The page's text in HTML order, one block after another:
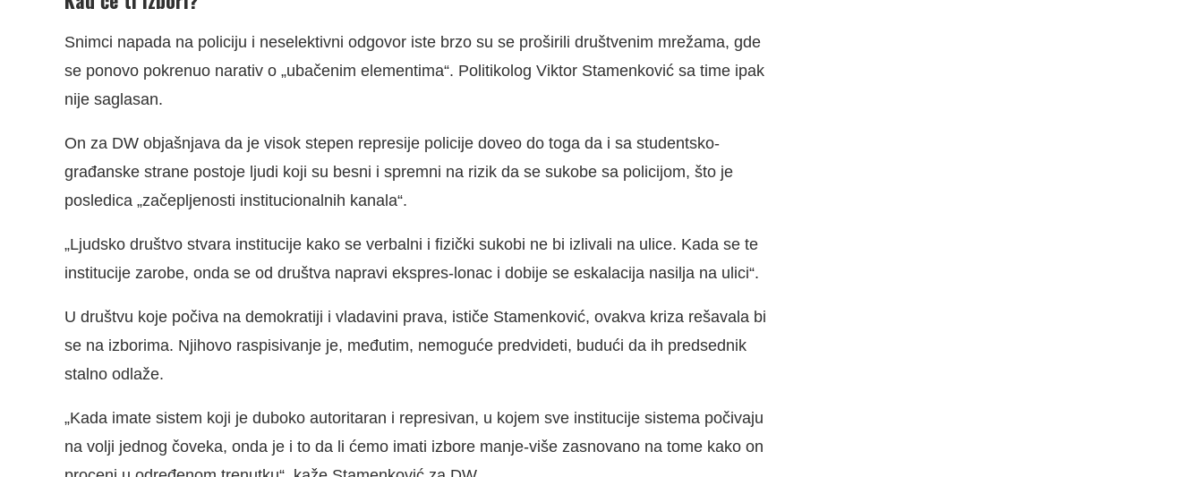
Snimci napada na policiju i neselektivni odgovor iste brzo su se proširili društvenim mrežama, gde
se ponovo pokrenuo narativ o „ubačenim elementima“. Politikolog Viktor Stamenković sa time ipak
nije saglasan.
On za DW objašnjava da je visok stepen represije policije doveo do toga da i sa studentsko-
građanske strane postoje ljudi koji su besni i spremni na rizik da se sukobe sa policijom, što je
posledica „začepljenosti institucionalnih kanala“.
„Ljudsko društvo stvara institucije kako se verbalni i fizički sukobi ne bi izlivali na ulice. Kada se te
institucije zarobe, onda se od društva napravi ekspres-lonac i dobije se eskalacija nasilja na ulici“.
U društvu koje počiva na demokratiji i vladavini prava, ističe Stamenković, ovakva kriza rešavala bi
se na izborima. Njihovo raspisivanje je, međutim, nemoguće predvideti, budući da ih predsednik
stalno odlaže.
„Kada imate sistem koji je duboko autoritaran i represivan, u kojem sve institucije sistema počivaju
na volji jednog čoveka, onda je i to da li ćemo imati izbore manje-više zasnovano na tome kako on